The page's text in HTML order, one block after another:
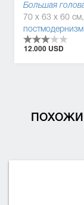
Большая
постмодернизм
12.000 USD